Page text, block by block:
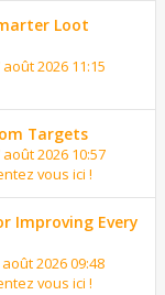
Loot
août 2026 11:15
Targets
août 2026 10:57
vous ici !
Improving Every
2026 09:48
vous ici !